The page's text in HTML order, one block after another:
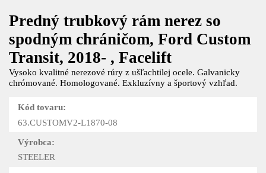
Predný trubkový rám nerez so
spodným chráničom, Ford Custom
Transit, 2018- , Facelift
Vysoko kvalitné nerezové rúry z ušľachtilej ocele. Galvanicky
chrómované. Homologované. Exkluzívny a športový vzhľad.
Kód tovaru:
63.CUSTOMV2-L1870-08
Výrobca:
STEELER